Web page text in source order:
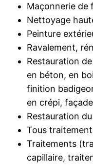
Maçonnerie de
Nettoyage
Peinture
Ravalement,
Restauration
en béton, en
finition
en crépi,
Restauration
Tous
Traitements
capillaire,